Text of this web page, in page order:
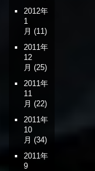
2012年
1
月 (11)
2011年
12
月 (25)
2011年
11
月 (22)
2011年
10
月 (34)
2011年
9